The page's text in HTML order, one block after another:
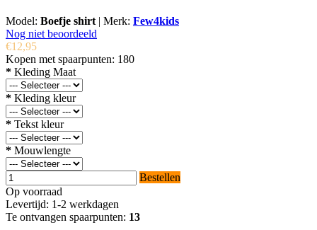
Model: Boefje shirt | Merk: Few4kids
Nog niet beoordeeld
€12,95
Kopen met spaarpunten: 180
* Kleding Maat
* Kleding kleur
* Tekst kleur
* Mouwlengte
Bestellen
Op voorraad
Levertijd: 1-2 werkdagen
Te ontvangen spaarpunten: 13